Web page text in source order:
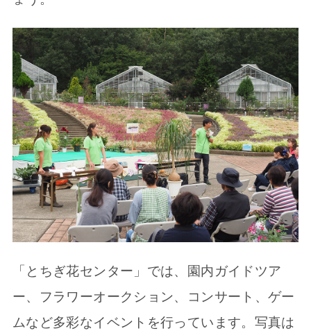
「とちぎ花センター」では、園内ガイドツア
ー、フラワーオークション、コンサート、ゲー
ムなど多彩なイベントを行っています。写真は